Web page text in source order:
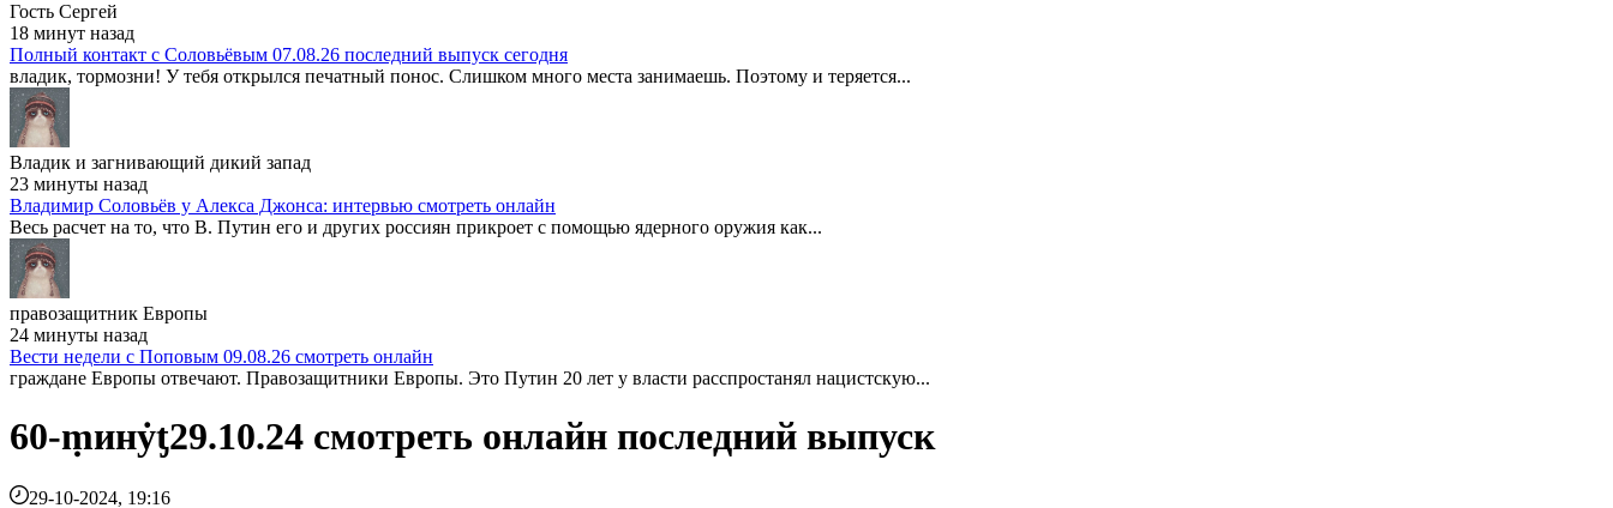
Гость Сергей
18 минут назад
Полный контакт с Соловьёвым 07.08.26 последний выпуск сегодня
владик, тормозни! У тебя открылся печатный понос. Слишком много места занимаешь. Поэтому и теряется...
Владик и загнивающий дикий запад
23 минуты назад
Владимир Соловьёв у Алекса Джонса: интервью смотреть онлайн
Весь расчет на то, что В. Путин его и других россиян прикроет с помощью ядерного оружия как...
правозащитник Европы
24 минуты назад
Вести недели с Поповым 09.08.26 смотреть онлайн
граждане Европы отвечают. Правозащитники Европы. Это Путин 20 лет у власти расспростанял нацистскую...
60-ṃинẏƫ29.10.24 смотреть онлайн последний выпуск
29-10-2024, 19:16